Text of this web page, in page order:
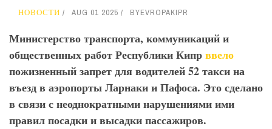
НОВОСТИ AUG 01 2025 BYEVROPAKIPR
Министерство транспорта, коммуникаций и
общественных работ Республики Кипрввело
пожизненный запрет для водителей 52 такси на
въезд в аэропорты Ларнаки и Пафоса. Это сделано
в связи с неоднократными нарушениями ими
правил посадки и высадки пассажиров.